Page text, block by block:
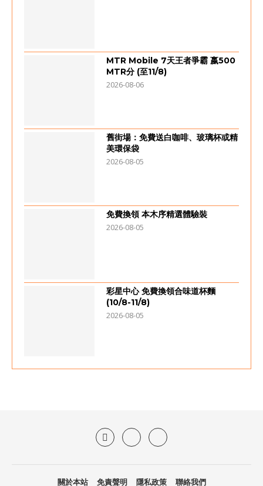
MTR Mobile 7天王者爭霸 嬴500
MTR分 (至11/8)
2026-08-06
舊街場：免費送白咖啡、玻璃杯或精
美環保袋
2026-08-05
免費換領 本木序精選體驗裝
2026-08-05
彩星中心 免費換領合味道杯麵
(10/8-11/8)
2026-08-05
關於本站 免責聲明 隱私政策 聯絡我們